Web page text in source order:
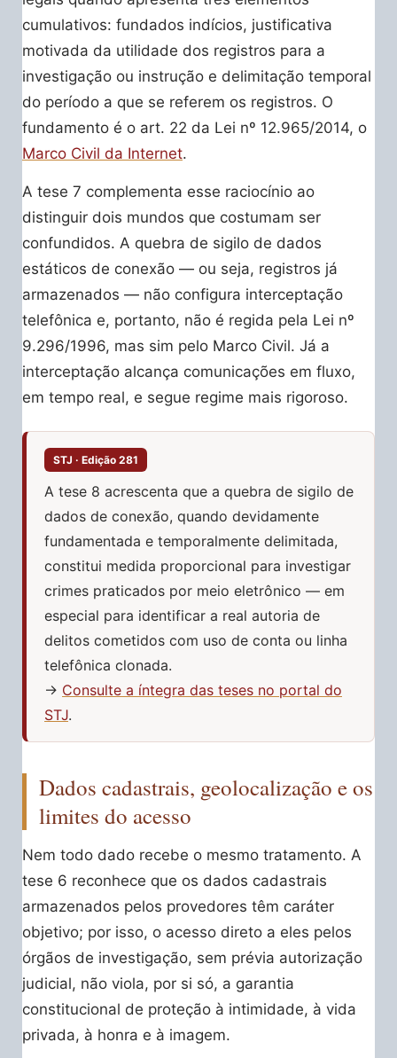
cumulativos: fundados indícios, justificativa
motivada da utilidade dos registros para a
investigação ou instrução e delimitação temporal
do período a que se referem os registros. O
fundamento é o art. 22 da Lei nº 12.965/2014, o
Marco Civil da Internet.
A tese 7 complementa esse raciocínio ao
distinguir dois mundos que costumam ser
confundidos. A quebra de sigilo de dados
estáticos de conexão — ou seja, registros já
armazenados — não configura interceptação
telefônica e, portanto, não é regida pela Lei nº
9.296/1996, mas sim pelo Marco Civil. Já a
interceptação alcança comunicações em fluxo,
em tempo real, e segue regime mais rigoroso.
STJ · Edição 281
A tese 8 acrescenta que a quebra de sigilo de
dados de conexão, quando devidamente
fundamentada e temporalmente delimitada,
constitui medida proporcional para investigar
crimes praticados por meio eletrônico — em
especial para identificar a real autoria de
delitos cometidos com uso de conta ou linha
telefônica clonada.
→ Consulte a íntegra das teses no portal do
STJ.
Dados cadastrais, geolocalização e os
limites do acesso
Nem todo dado recebe o mesmo tratamento. A
tese 6 reconhece que os dados cadastrais
armazenados pelos provedores têm caráter
objetivo; por isso, o acesso direto a eles pelos
órgãos de investigação, sem prévia autorização
judicial, não viola, por si só, a garantia
constitucional de proteção à intimidade, à vida
privada, à honra e à imagem.